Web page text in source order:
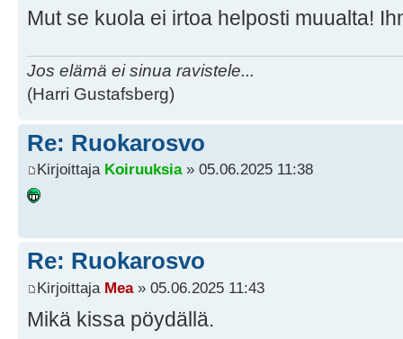
Mut se kuola ei irtoa helposti muualta!
Jos elämä ei sinua ravistele...
(Harri Gustafsberg)
Re: Ruokarosvo
Kirjoittaja Koiruuksia» 05.06.2025 11:38
Re: Ruokarosvo
Kirjoittaja Mea» 05.06.2025 11:43
Mikä kissa pöydällä.